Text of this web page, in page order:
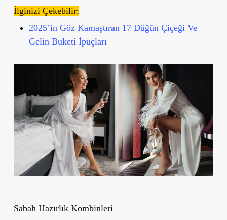
İlginizi Çekebilir:
2025’in Göz Kamaştıran 17 Düğün Çiçeği Ve
Gelin Buketi İpuçları
Sabah Hazırlık Kombinleri